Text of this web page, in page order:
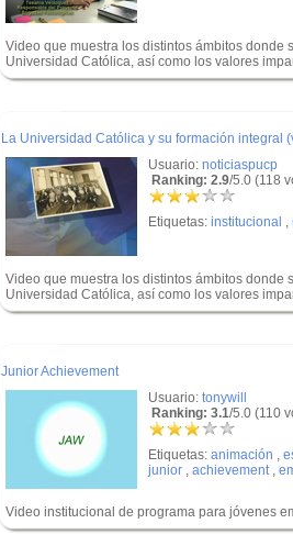
Video que muestra los distintos ámbitos
Universidad Católica, así como los valores
La Universidad Católica y su formación integral
Usuario: noticiaspucp
Ranking: 2.9/5.0 (118
Etiquetas: institucional ,
Video que muestra los distintos ámbitos
Universidad Católica, así como los valores
Junior Achievement
Usuario: tonywill
Ranking: 3.1/5.0 (110
Etiquetas: animación ,
junior , achievement,
Video institucional de programa para jóvenes